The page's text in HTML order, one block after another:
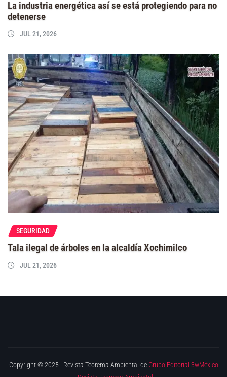
La industria energética así se está protegiendo para no
detenerse
JUL 21, 2026
SEGURIDAD
Tala ilegal de árboles en la alcaldía Xochimilco
JUL 21, 2026
Copyright © 2025 | Revista Teorema Ambiental de Grupo Editorial 3wMéxico